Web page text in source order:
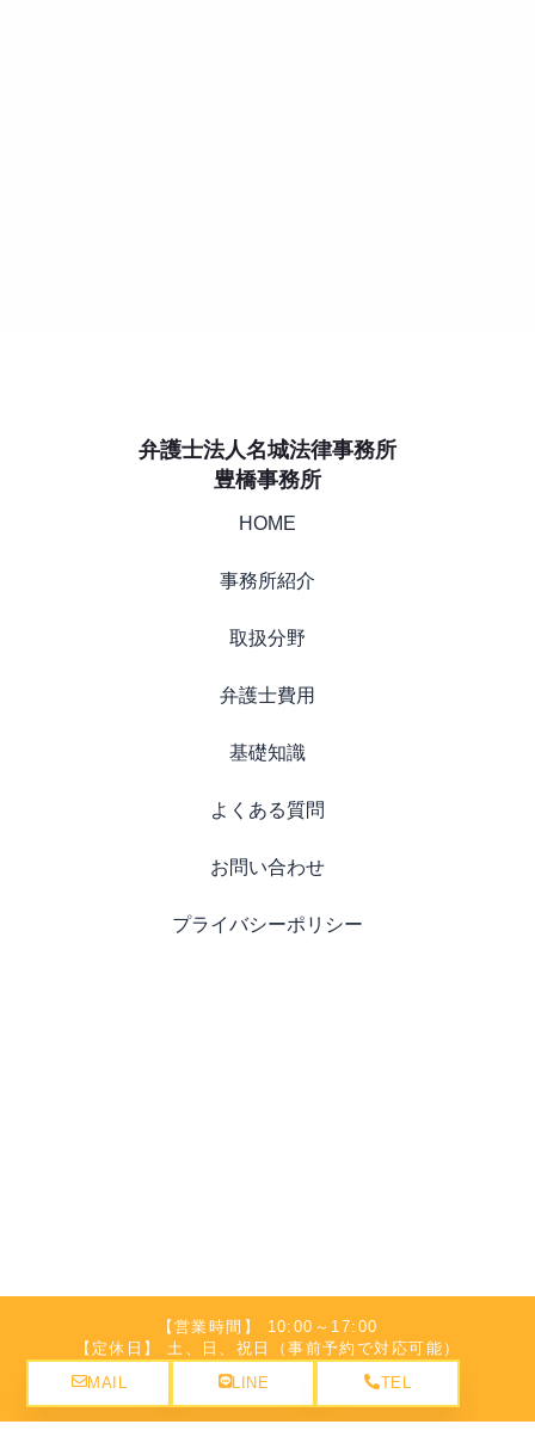
【営業時間】 10:00～17:00
【定休日】 土、日、祝日（事前予約で対応可能）
MAIL
LINE TEL
弁護士法人名城法律事務所
豊橋事務所
HOME
事務所紹介
取扱分野
弁護士費用
基礎知識
よくある質問
お問い合わせ
プライバシーポリシー
©弁護士法人名城法律事務所 豊橋事務所. All Rights Reserved.